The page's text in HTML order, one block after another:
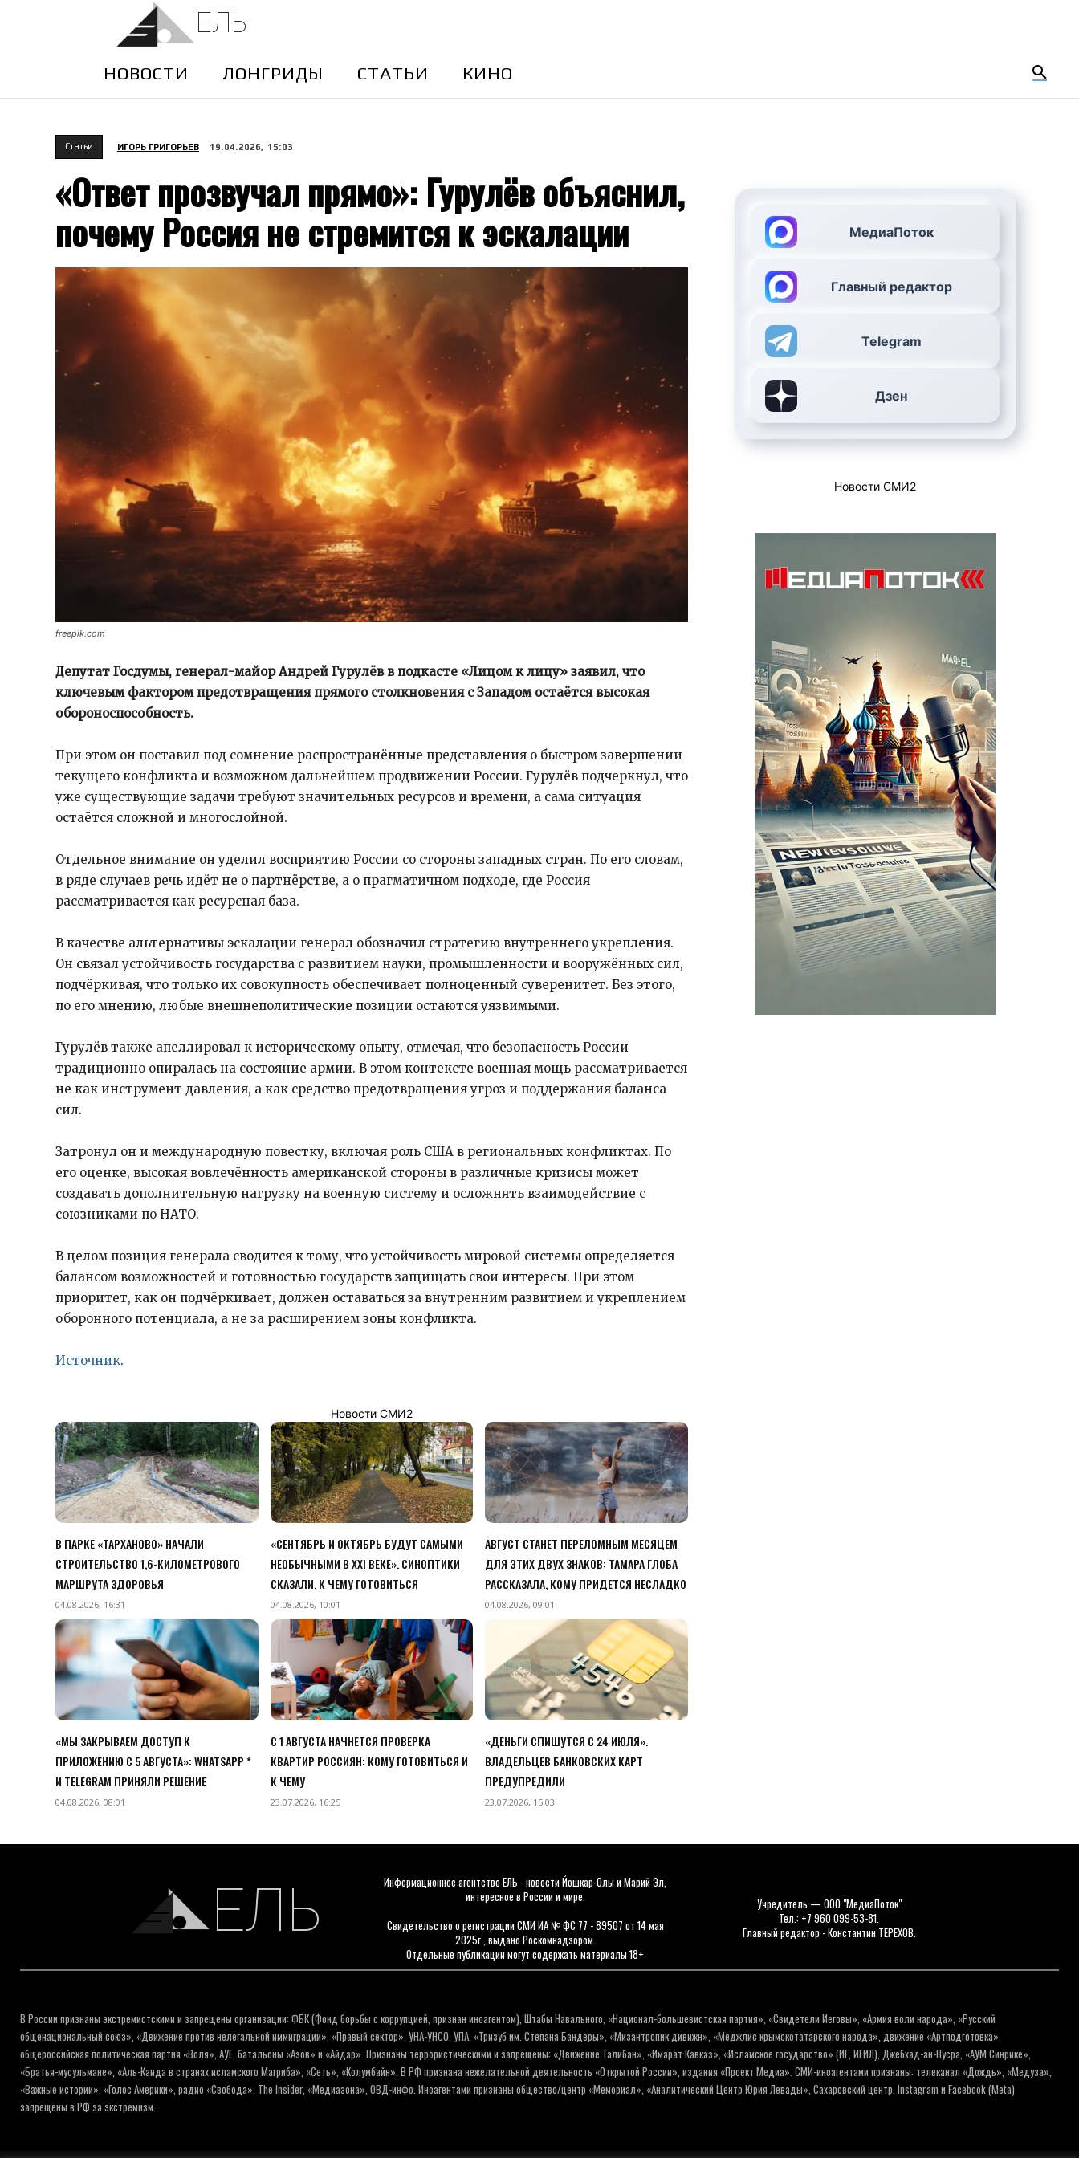
ЕЛЬ
НОВОСТИ ЛОНГРИДЫ CТАТЬИ КИНО
Cтатьи ИГОРЬ ГРИГОРЬЕВ 19.04.2026, 15:03
«Ответ прозвучал прямо»: Гурулёв объяснил,
почему Россия не стремится к эскалации
freepik.com
Депутат Госдумы, генерал-майор Андрей Гурулёв в подкасте «Лицом к лицу» заявил, что
ключевым фактором предотвращения прямого столкновения с Западом остаётся высокая
обороноспособность.
При этом он поставил под сомнение распространённые представления о быстром завершении
текущего конфликта и возможном дальнейшем продвижении России. Гурулёв подчеркнул, что
уже существующие задачи требуют значительных ресурсов и времени, а сама ситуация
остаётся сложной и многослойной.
Отдельное внимание он уделил восприятию России со стороны западных стран. По его словам,
в ряде случаев речь идёт не о партнёрстве, а о прагматичном подходе, где Россия
рассматривается как ресурсная база.
В качестве альтернативы эскалации генерал обозначил стратегию внутреннего укрепления.
Он связал устойчивость государства с развитием науки, промышленности и вооружённых сил,
подчёркивая, что только их совокупность обеспечивает полноценный суверенитет. Без этого,
по его мнению, любые внешнеполитические позиции остаются уязвимыми.
Гурулёв также апеллировал к историческому опыту, отмечая, что безопасность России
традиционно опиралась на состояние армии. В этом контексте военная мощь рассматривается
не как инструмент давления, а как средство предотвращения угроз и поддержания баланса
сил.
Затронул он и международную повестку, включая роль США в региональных конфликтах. По
его оценке, высокая вовлечённость американской стороны в различные кризисы может
создавать дополнительную нагрузку на военную систему и осложнять взаимодействие с
союзниками по НАТО.
В целом позиция генерала сводится к тому, что устойчивость мировой системы определяется
балансом возможностей и готовностью государств защищать свои интересы. При этом
приоритет, как он подчёркивает, должен оставаться за внутренним развитием и укреплением
оборонного потенциала, а не за расширением зоны конфликта.
Источник.
Новости СМИ2
В ПАРКЕ «ТАРХАНОВО» НАЧАЛИ
СТРОИТЕЛЬСТВО 1,6-КИЛОМЕТРОВОГО
МАРШРУТА ЗДОРОВЬЯ
04.08.2026, 16:31
«СЕНТЯБРЬ И ОКТЯБРЬ БУДУТ САМЫМИ
НЕОБЫЧНЫМИ В XXI ВЕКЕ». СИНОПТИКИ
СКАЗАЛИ, К ЧЕМУ ГОТОВИТЬСЯ
04.08.2026, 10:01
АВГУСТ СТАНЕТ ПЕРЕЛОМНЫМ МЕСЯЦЕМ
ДЛЯ ЭТИХ ДВУХ ЗНАКОВ: ТАМАРА ГЛОБА
РАССКАЗАЛА, КОМУ ПРИДЕТСЯ НЕСЛАДКО
04.08.2026, 09:01
«МЫ ЗАКРЫВАЕМ ДОСТУП К
ПРИЛОЖЕНИЮ C 5 АВГУСТА»: WHATSAPP *
И TELEGRAM ПРИНЯЛИ РЕШЕНИЕ
04.08.2026, 08:01
С 1 АВГУСТА НАЧНЕТСЯ ПРОВЕРКА
КВАРТИР РОССИЯН: КОМУ ГОТОВИТЬСЯ И
К ЧЕМУ
23.07.2026, 16:25
«ДЕНЬГИ СПИШУТСЯ С 24 ИЮЛЯ».
ВЛАДЕЛЬЦЕВ БАНКОВСКИХ КАРТ
ПРЕДУПРЕДИЛИ
23.07.2026, 15:03
МедиаПоток
Главный редактор
Telegram
Дзен
Новости СМИ2
ЕЛЬ
Информационное агентство ЕЛЬ - новости Йошкар-Олы и Марий Эл,
интересное в России и мире.
Свидетельство о регистрации СМИ ИА № ФС 77 - 89507 от 14 мая
2025г., выдано Роскомнадзором.
Отдельные публикации могут содержать материалы 18+
Учредитель — ООО "МедиаПоток"
Тел.: +7 960 099-53-81.
Главный редактор - Константин ТЕРЕХОВ.
В России признаны экстремистскими и запрещены организации: ФБК (Фонд борьбы с коррупцией, признан иноагентом), Штабы Навального, «Национал-большевистская партия», «Свидетели Иеговы», «Армия воли народа», «Русский
общенациональный союз», «Движение против нелегальной иммиграции», «Правый сектор», УНА-УНСО, УПА, «Тризуб им. Степана Бандеры», «Мизантропик дивижн», «Меджлис крымскотатарского народа», движение «Артподготовка»,
общероссийская политическая партия «Воля», АУЕ, батальоны «Азов» и «Айдар». Признаны террористическими и запрещены: «Движение Талибан», «Имарат Кавказ», «Исламское государство» (ИГ, ИГИЛ), Джебхад-ан-Нусра, «АУМ Синрике»,
«Братья-мусульмане», «Аль-Каида в странах исламского Магриба», «Сеть», «Колумбайн». В РФ признана нежелательной деятельность «Открытой России», издания «Проект Медиа». СМИ-иноагентами признаны: телеканал «Дождь», «Медуза»,
«Важные истории», «Голос Америки», радио «Свобода», The Insider, «Медиазона», ОВД-инфо. Иноагентами признаны общество/центр «Мемориал», «Аналитический Центр Юрия Левады», Сахаровский центр. Instagram и Facebook (Metа)
запрещены в РФ за экстремизм.